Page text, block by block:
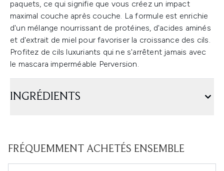
paquets, ce qui signifie que vous créez un impact
maximal couche après couche. La formule est enrichie
d'un mélange nourrissant de protéines, d'acides aminés
et d'extrait de miel pour favoriser la croissance des cils.
Profitez de cils luxuriants qui ne s'arrêtent jamais avec
le mascara imperméable Perversion.
INGRÉDIENTS
FRÉQUEMMENT ACHETÉS ENSEMBLE